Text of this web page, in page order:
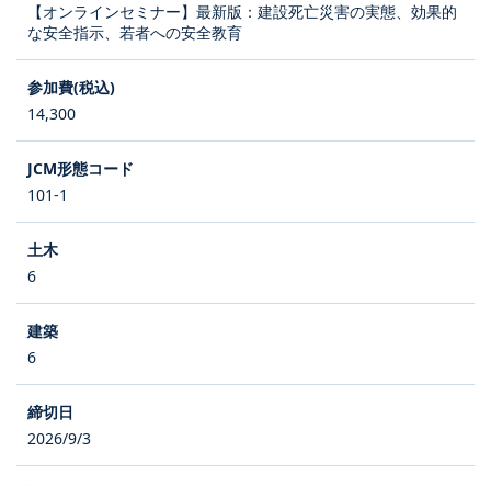
【オンラインセミナー】最新版：建設死亡災害の実態、効果的
な安全指示、若者への安全教育
14,300
101-1
6
6
2026/9/3